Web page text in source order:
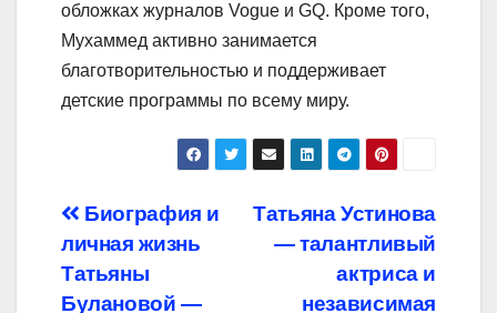
обложках журналов Vogue и GQ. Кроме того,
Мухаммед активно занимается
благотворительностью и поддерживает
детские программы по всему миру.
Навигация
по
Татьяна Устинова
— талантливый
актриса и
независимая
Биография и
личная жизнь
Татьяны
Булановой —